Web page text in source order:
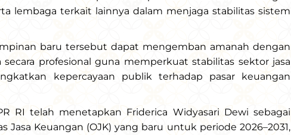
lembaga terkait lainnya dalam menjaga stabilitas sistem
baru tersebut dapat mengemban amanah dengan
profesional guna memperkuat stabilitas sektor jasa
kepercayaan publik terhadap pasar keuangan
RI telah menetapkan Friderica Widyasari Dewi sebagai
Jasa Keuangan (OJK) yang baru untuk periode 2026–2031,